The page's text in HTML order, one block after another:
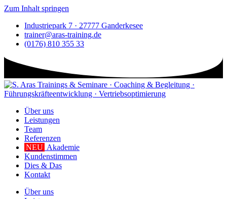
Zum Inhalt springen
Industriepark 7 · 27777 Ganderkesee
trainer@aras-training.de
(0176) 810 355 33
Über uns
Leistungen
Team
Referenzen
NEU Akademie
Kundenstimmen
Dies & Das
Kontakt
Über uns